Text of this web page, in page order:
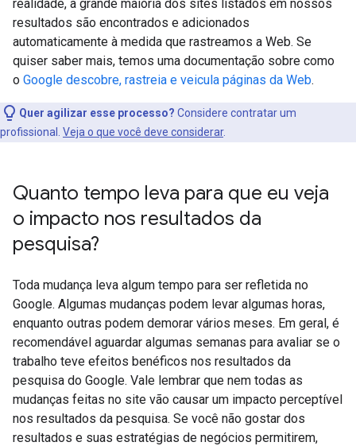
realidade, a grande maioria dos sites listados em nossos
resultados são encontrados e adicionados
automaticamente à medida que rastreamos a Web. Se
quiser saber mais, temos uma documentação sobre como
o Google descobre, rastreia e veicula páginas da Web.
Quer agilizar esse processo? Considere contratar um
profissional. Veja o que você deve considerar.
Quanto tempo leva para que eu veja
o impacto nos resultados da
pesquisa?
Toda mudança leva algum tempo para ser refletida no
Google. Algumas mudanças podem levar algumas horas,
enquanto outras podem demorar vários meses. Em geral, é
recomendável aguardar algumas semanas para avaliar se o
trabalho teve efeitos benéficos nos resultados da
pesquisa do Google. Vale lembrar que nem todas as
mudanças feitas no site vão causar um impacto perceptível
nos resultados da pesquisa. Se você não gostar dos
resultados e suas estratégias de negócios permitirem,